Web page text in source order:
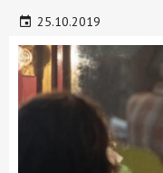
25.10.2019